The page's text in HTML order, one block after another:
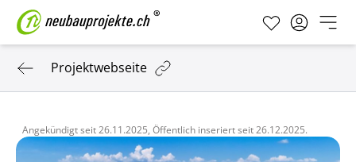
Projektwebseite
Angekündigt seit26.11.2025, Öffentlich inseriert seit26.12.2025.